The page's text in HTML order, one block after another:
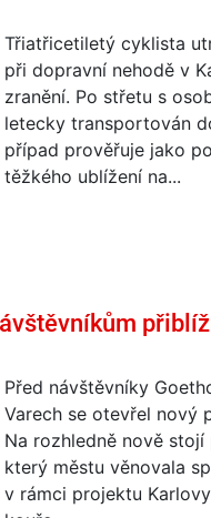
Třiatřicetiletý cyklista
při dopravní nehodě v
zranění. Po střetu s
letecky transportován
případ prověřuje jako
těžkého ublížení na...
Před návštěvníky
Varech se otevřel nový
Na rozhledně nově
který městu věnovala
v rámci projektu